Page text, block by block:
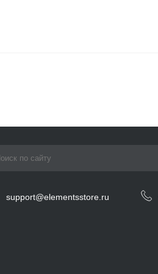
support@elementsstore.ru